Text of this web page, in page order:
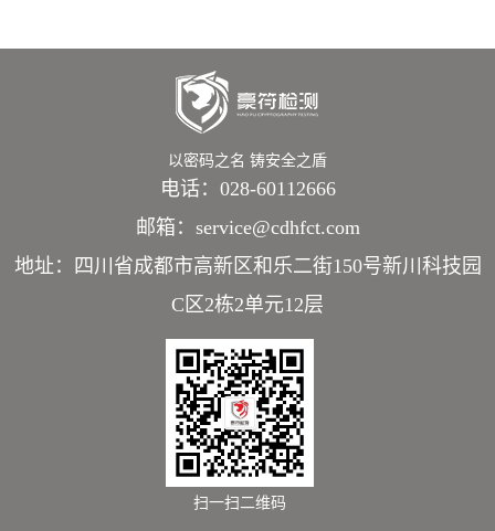
以密码之名 铸安全之盾
电话：028-60112666
邮箱：service@cdhfct.com
地址：四川省成都市高新区和乐二街150号新川科技园
C区2栋2单元12层
扫一扫二维码